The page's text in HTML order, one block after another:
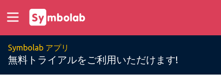
Symbolab アプリ
無料トライアルをご利用いただけます!